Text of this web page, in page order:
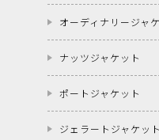
オーディナリージャ
ナッツジャケット
ポートジャケット
ジェラートジャケット